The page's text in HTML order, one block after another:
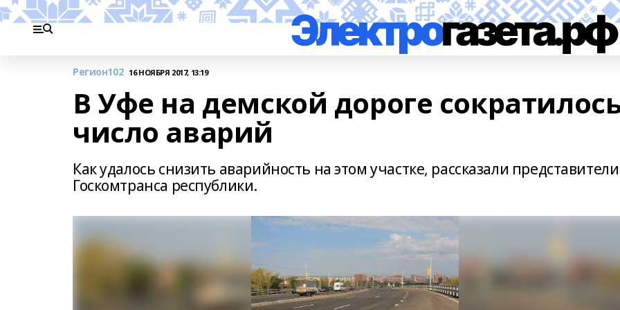
Регион102 16 НОЯБРЯ 2017, 13:19
В Уфе на демской дороге
число аварий
Как удалось снизить аварийность на этом участке, рассказали представители
Госкомтранса республики.